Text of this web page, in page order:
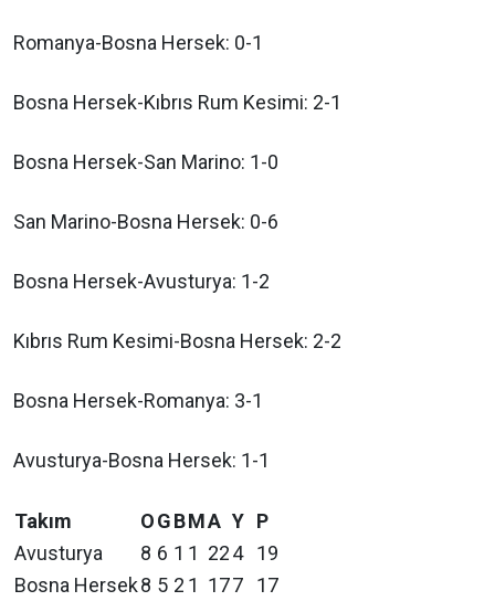
Romanya-Bosna Hersek: 0-1
Bosna Hersek-Kıbrıs Rum Kesimi: 2-1
Bosna Hersek-San Marino: 1-0
San Marino-Bosna Hersek: 0-6
Bosna Hersek-Avusturya: 1-2
Kıbrıs Rum Kesimi-Bosna Hersek: 2-2
Bosna Hersek-Romanya: 3-1
Avusturya-Bosna Hersek: 1-1
Takım OGBMA Y P
Avusturya
8 6 1 1 224
19
Bosna Hersek8 5 2 1 177 17